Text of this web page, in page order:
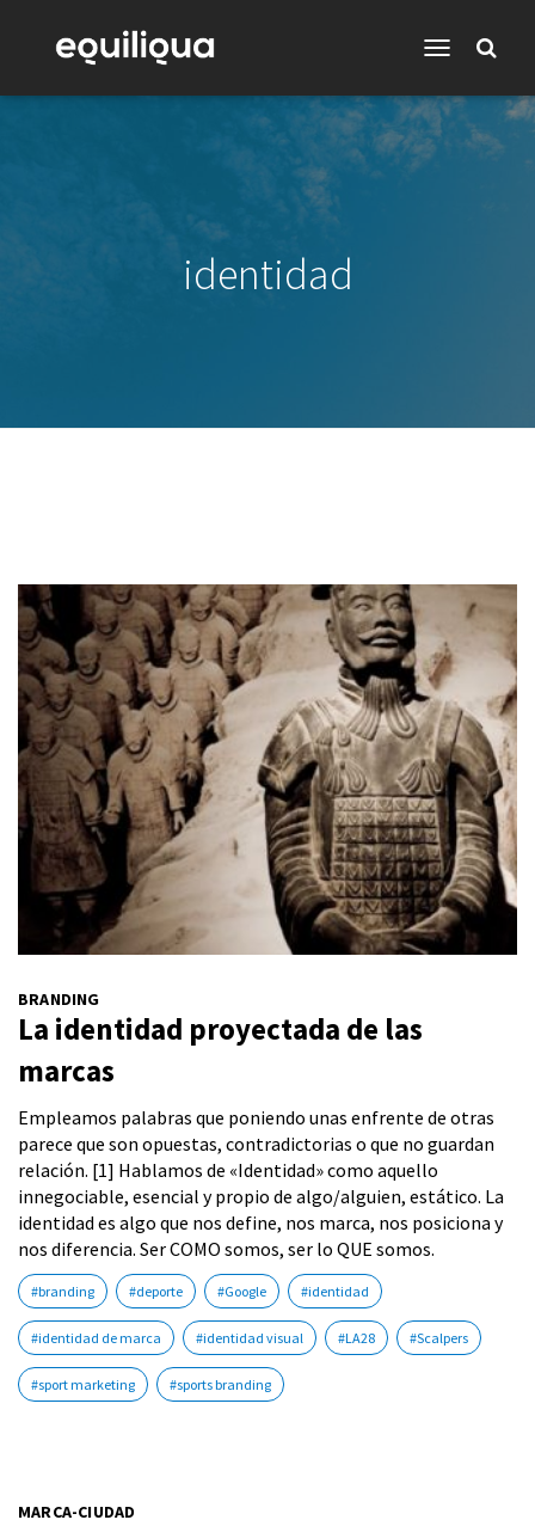
identidad
BRANDING
La identidad proyectada de las
marcas
Empleamos palabras que poniendo unas enfrente de otras
parece que son opuestas, contradictorias o que no guardan
relación. [1] Hablamos de «Identidad» como aquello
innegociable, esencial y propio de algo/alguien, estático. La
identidad es algo que nos define, nos marca, nos posiciona y
nos diferencia. Ser COMO somos, ser lo QUE somos.
#branding #deporte #Google #identidad
#identidad de marca #identidad visual #LA28 #Scalpers
#sport marketing #sports branding
MARCA-CIUDAD